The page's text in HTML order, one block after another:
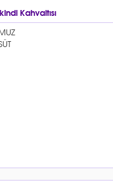
İkindi Kahvaltısı